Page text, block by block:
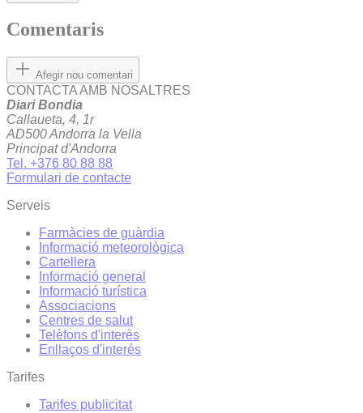
Comentaris
Afegir nou comentari
CONTACTA AMB NOSALTRES
Diari Bondia
Callaueta, 4, 1r
AD500 Andorra la Vella
Principat d'Andorra
Tel. +376 80 88 88
Formulari de contacte
Serveis
Farmàcies de guàrdia
Informació meteorològica
Cartellera
Informació general
Informació turística
Associacions
Centres de salut
Telèfons d'interès
Enllaços d'interés
Tarifes
Tarifes publicitat